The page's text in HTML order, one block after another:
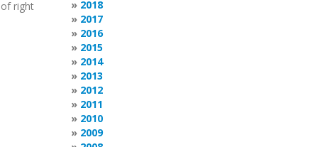
right
2018
2017
2016
2015
2014
2013
2012
2011
2010
2009